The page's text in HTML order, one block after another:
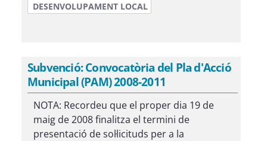
DESENVOLUPAMENT LOCAL
Subvenció: Convocatòria del Pla d'Acció
Municipal (PAM) 2008-2011
NOTA: Recordeu que el proper dia 19 de
maig de 2008 finalitza el termini de
presentació de sol·licituds per a la